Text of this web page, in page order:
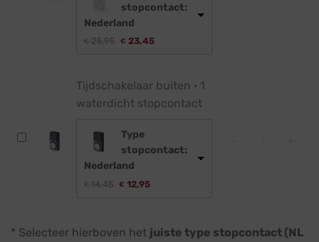
smart
stopcontact:
Nederland
€ 25,95 Oorspronkelijke
€ 23,45Huidige
Tijdschakelaar
Tijdschakelaar buiten · 1
waterdicht stopcontact
Type
stopcontact:
Nederland
€ 14,45 Oorspronkelijke
€ 12,95Huidige
* Selecteer hierboven het juiste type stopcontact (NL